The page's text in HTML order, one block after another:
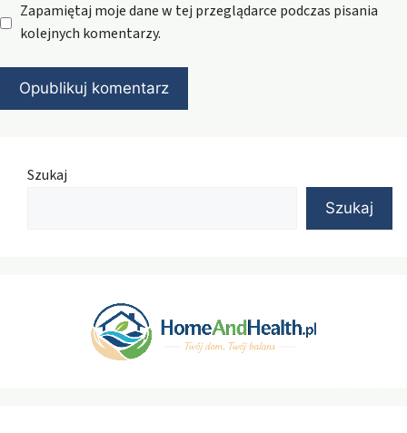
Zapamiętaj moje dane w tej przeglądarce podczas pisania
kolejnych komentarzy.
Szukaj
Szukaj